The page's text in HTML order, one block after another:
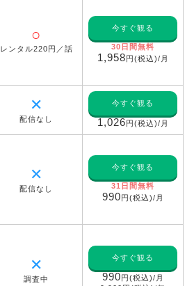
○
レンタル220円／話
今すぐ観る
30日間無料
1,958円(税込)/月
✕
配信なし
今すぐ観る
1,026円(税込)/月
✕
配信なし
今すぐ観る
31日間無料
990円(税込)/月
✕
調査中
今すぐ観る
990円(税込)/月